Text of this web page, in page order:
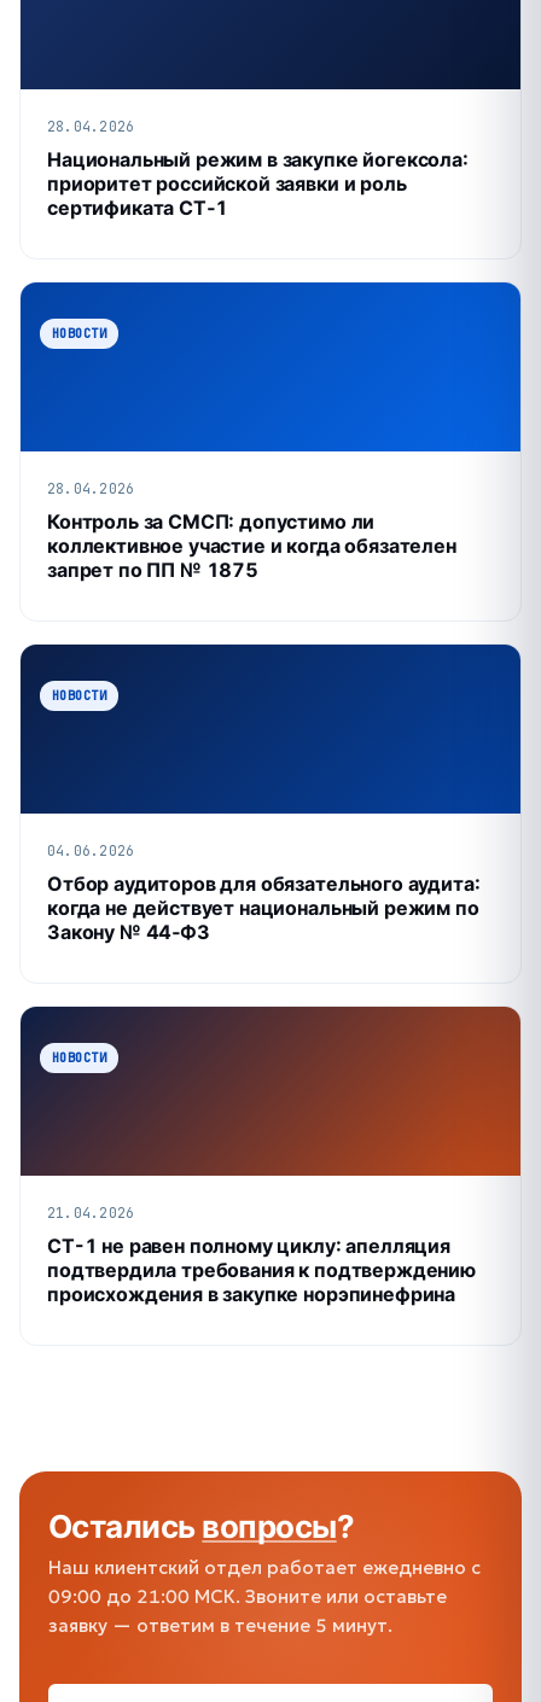
28.04.2026
Национальный режим в закупке йогексола:
приоритет российской заявки и роль
сертификата СТ‑1
НОВОСТИ
28.04.2026
Контроль за СМСП: допустимо ли
коллективное участие и когда обязателен
запрет по ПП № 1875
НОВОСТИ
04.06.2026
Отбор аудиторов для обязательного аудита:
когда не действует национальный режим по
Закону № 44‑ФЗ
НОВОСТИ
21.04.2026
СТ-1 не равен полному циклу: апелляция
подтвердила требования к подтверждению
происхождения в закупке норэпинефрина
Осталисьвопросы?
Наш клиентский отдел работает ежедневно с
09:00 до 21:00 МСК. Звоните или оставьте
заявку — ответим в течение 5 минут.